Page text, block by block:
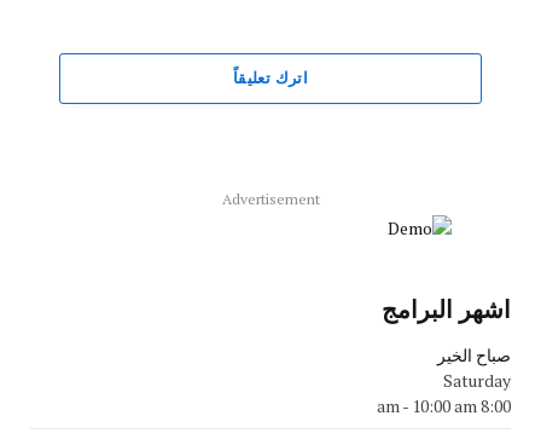
اترك تعليقاً
Advertisement
اشهر البرامج
صباح الخير
Saturday
8:00 am
- 10:00 am